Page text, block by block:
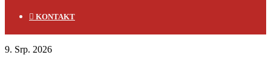
KONTAKT
9. Srp. 2026